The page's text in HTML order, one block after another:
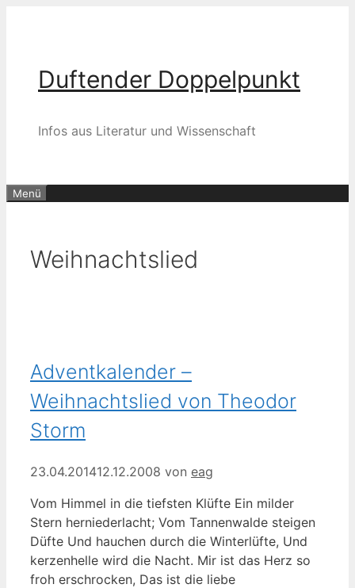
Duftender Doppelpunkt
Infos aus Literatur und Wissenschaft
Menü
Weihnachtslied
Adventkalender –
Weihnachtslied von Theodor
Storm
23.04.201412.12.2008 von eag
Vom Himmel in die tiefsten Klüfte Ein milder
Stern herniederlacht; Vom Tannenwalde steigen
Düfte Und hauchen durch die Winterlüfte, Und
kerzenhelle wird die Nacht. Mir ist das Herz so
froh erschrocken, Das ist die liebe